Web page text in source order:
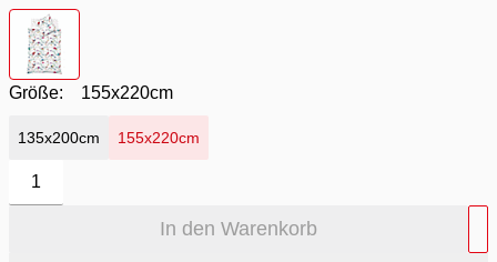
Farbton
Größe: 155x220cm
135x200cm 155x220cm
1
In den Warenkorb